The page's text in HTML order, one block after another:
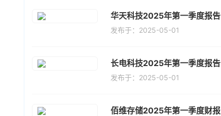
华天科技2025年第一季度报告
发布于：2025-05-01
长电科技2025年第一季度报告
发布于：2025-05-01
佰维存储2025年第一季度财报